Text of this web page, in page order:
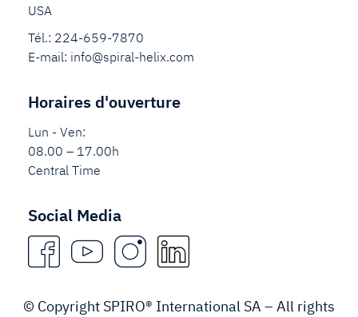
USA
Tél.: 224-659-7870
E-mail: info@spiral-helix.com
Horaires d'ouverture
Lun - Ven:
08.00 – 17.00h
Central Time
Social Media
© Copyright SPIRO® International SA – All rights